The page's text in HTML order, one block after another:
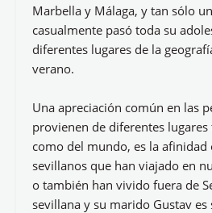
Marbella y Málaga, y tan sólo
casualmente pasó toda su
diferentes lugares de la
verano.
Una apreciación común en las
provienen de diferentes lugares
como del mundo, es la afinidad
sevillanos que han viajado en
o también han vivido fuera de
sevillana y su marido Gustav es